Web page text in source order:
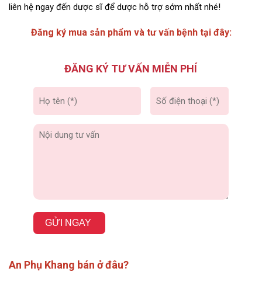
liên hệ ngay đến dược sĩ để dược hỗ trợ sớm nhất nhé!
Đăng ký mua sản phẩm và tư vấn bệnh tại đây:
ĐĂNG KÝ TƯ VẤN MIỄN PHÍ
GỬI NGAY
An Phụ Khang bán ở đâu?